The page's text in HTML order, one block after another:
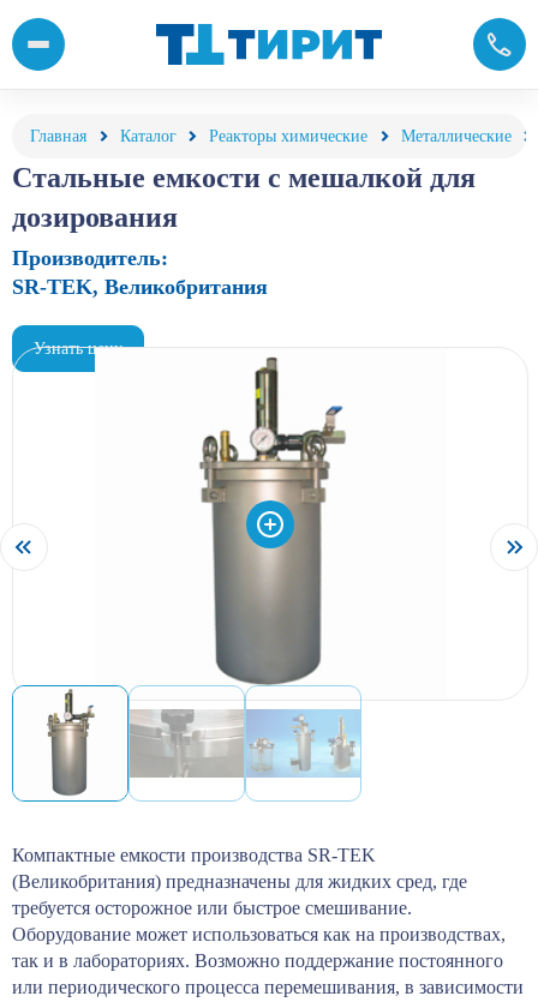
Главная Каталог Реакторы химические Металлические
Стальные емкости с мешалкой для
дозирования
Производитель:
SR-TEK, Великобритания
Узнать цену
Компактные емкости производства SR-TEK
(Великобритания) предназначены для жидких сред, где
требуется осторожное или быстрое смешивание.
Оборудование может использоваться как на производствах,
так и в лабораториях. Возможно поддержание постоянного
или периодического процесса перемешивания, в зависимости